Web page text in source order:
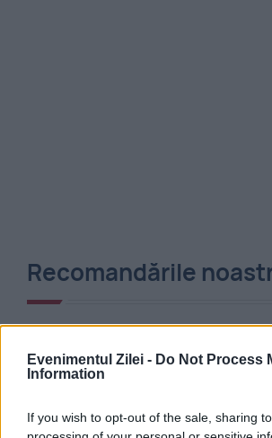
Evenimentul Zilei - Do Not Process
Information
If you wish to opt-out of the sale, sharing
Recomandările